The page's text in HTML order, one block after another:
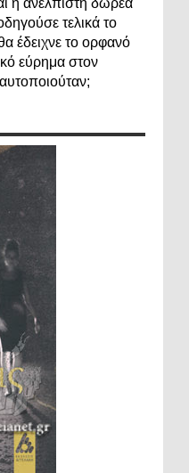
τελικά το
έδειχνε το ορφανό
εύρημα στον